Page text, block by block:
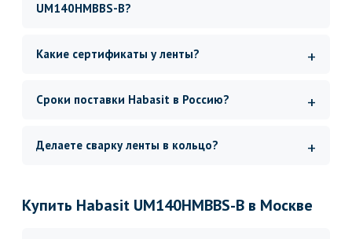
UM140HMBBS-B?
Какие сертификаты у ленты?
Сроки поставки Habasit в Россию?
Делаете сварку ленты в кольцо?
Купить Habasit UM140HMBBS-B в Москве